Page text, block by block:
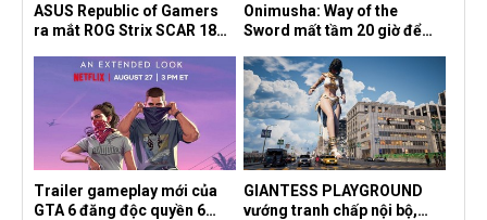
ASUS Republic of Gamers
ra mắt ROG Strix SCAR 18
Onimusha: Way of the
Sword mất tầm 20 giờ để
dành cho newbie và lão làng
Trailer gameplay mới của
GTA 6 đăng độc quyền 6
GIANTESS PLAYGROUND
vướng tranh chấp nội bộ,